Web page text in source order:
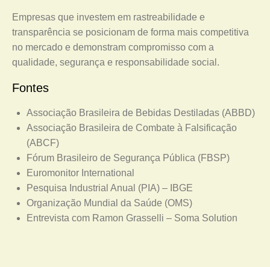
Empresas que investem em rastreabilidade e
transparência se posicionam de forma mais competitiva
no mercado e demonstram compromisso com a
qualidade, segurança e responsabilidade social.
Fontes
Associação Brasileira de Bebidas Destiladas (ABBD)
Associação Brasileira de Combate à Falsificação
(ABCF)
Fórum Brasileiro de Segurança Pública (FBSP)
Euromonitor International
Pesquisa Industrial Anual (PIA) – IBGE
Organização Mundial da Saúde (OMS)
Entrevista com Ramon Grasselli – Soma Solution